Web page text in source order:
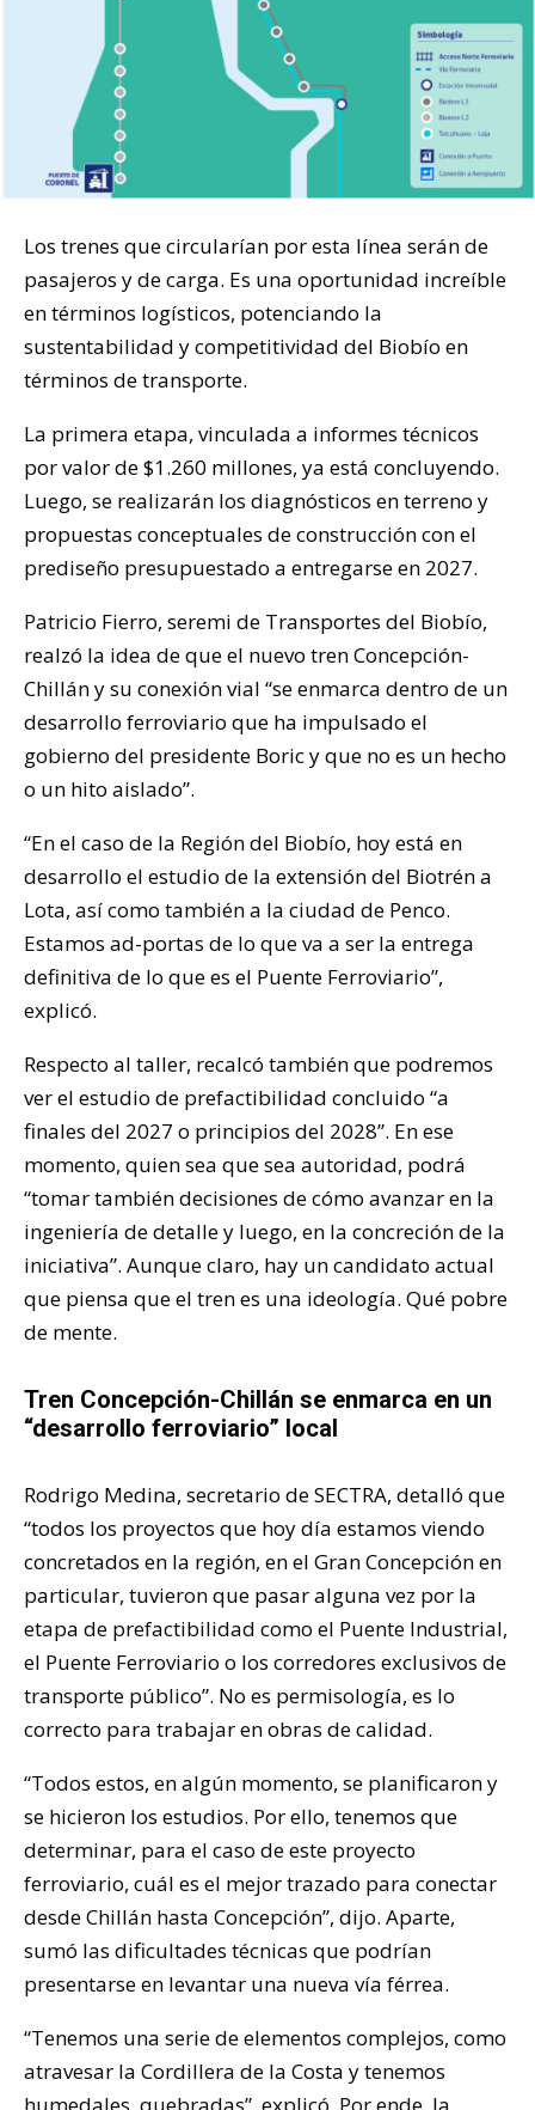
Los trenes que circularían por esta línea serán de
pasajeros y de carga. Es una oportunidad increíble
en términos logísticos, potenciando la
sustentabilidad y competitividad del Biobío en
términos de transporte.
La primera etapa, vinculada a informes técnicos
por valor de $1.260 millones, ya está concluyendo.
Luego, se realizarán los diagnósticos en terreno y
propuestas conceptuales de construcción con el
prediseño presupuestado a entregarse en 2027.
Patricio Fierro, seremi de Transportes del Biobío,
realzó la idea de que el nuevo tren Concepción-
Chillán y su conexión vial “se enmarca dentro de un
desarrollo ferroviario que ha impulsado el
gobierno del presidente Boric y que no es un hecho
o un hito aislado”.
“En el caso de la Región del Biobío, hoy está en
desarrollo el estudio de la extensión del Biotrén a
Lota, así como también a la ciudad de Penco.
Estamos ad-portas de lo que va a ser la entrega
definitiva de lo que es el Puente Ferroviario”,
explicó.
Respecto al taller, recalcó también que podremos
ver el estudio de prefactibilidad concluido “a
finales del 2027 o principios del 2028”. En ese
momento, quien sea que sea autoridad, podrá
“tomar también decisiones de cómo avanzar en la
ingeniería de detalle y luego, en la concreción de la
iniciativa”. Aunque claro, hay un candidato actual
que piensa que el tren es una ideología. Qué pobre
de mente.
Tren Concepción-Chillán se enmarca en un
“desarrollo ferroviario” local
Rodrigo Medina, secretario de SECTRA, detalló que
“todos los proyectos que hoy día estamos viendo
concretados en la región, en el Gran Concepción en
particular, tuvieron que pasar alguna vez por la
etapa de prefactibilidad como el Puente Industrial,
el Puente Ferroviario o los corredores exclusivos de
transporte público”. No es permisología, es lo
correcto para trabajar en obras de calidad.
“Todos estos, en algún momento, se planificaron y
se hicieron los estudios. Por ello, tenemos que
determinar, para el caso de este proyecto
ferroviario, cuál es el mejor trazado para conectar
desde Chillán hasta Concepción”, dijo. Aparte,
sumó las dificultades técnicas que podrían
presentarse en levantar una nueva vía férrea.
“Tenemos una serie de elementos complejos, como
atravesar la Cordillera de la Costa y tenemos
humedales, quebradas”, explicó. Por ende, la